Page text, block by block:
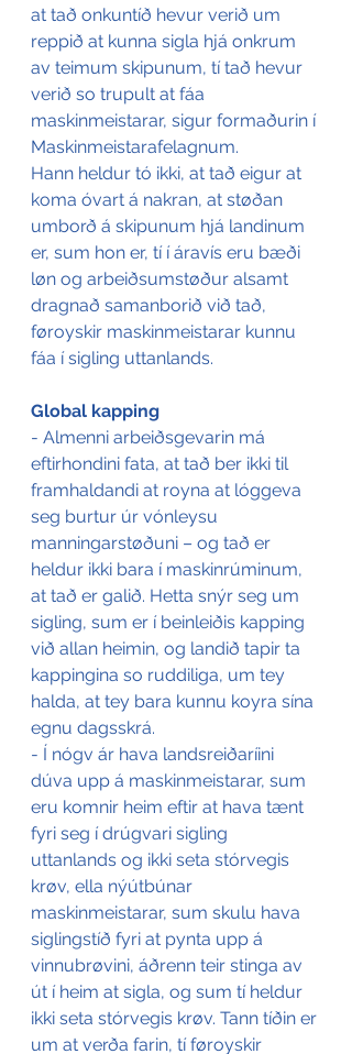
at tað onkuntíð hevur verið um
reppið at kunna sigla hjá onkrum
av teimum skipunum, tí tað hevur
verið so trupult at fáa
maskinmeistarar, sigur formaðurin í
Maskinmeistarafelagnum.
Hann heldur tó ikki, at tað eigur at
koma óvart á nakran, at støðan
umborð á skipunum hjá landinum
er, sum hon er, tí í áravís eru bæði
løn og arbeiðsumstøður alsamt
dragnað samanborið við tað,
føroyskir maskinmeistarar kunnu
fáa í sigling uttanlands.
Global kapping
- Almenni arbeiðsgevarin má
eftirhondini fata, at tað ber ikki til
framhaldandi at royna at lóggeva
seg burtur úr vónleysu
manningarstøðuni – og tað er
heldur ikki bara í maskinrúminum,
at tað er galið. Hetta snýr seg um
sigling, sum er í beinleiðis kapping
við allan heimin, og landið tapir ta
kappingina so ruddiliga, um tey
halda, at tey bara kunnu koyra sína
egnu dagsskrá.
- Í nógv ár hava landsreiðaríini
dúva upp á maskinmeistarar, sum
eru komnir heim eftir at hava tænt
fyri seg í drúgvari sigling
uttanlands og ikki seta stórvegis
krøv, ella nýútbúnar
maskinmeistarar, sum skulu hava
siglingstíð fyri at pynta upp á
vinnubrøvini, áðrenn teir stinga av
út í heim at sigla, og sum tí heldur
ikki seta stórvegis krøv. Tann tíðin er
um at verða farin, tí føroyskir